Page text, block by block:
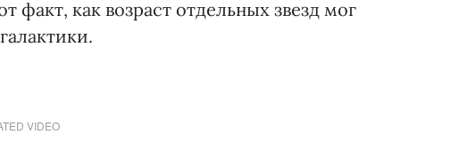
факт, как возраст отдельных звезд мог
VIDEO